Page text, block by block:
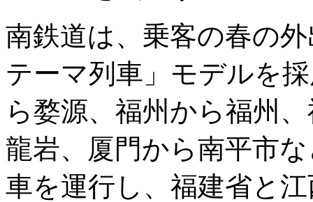
南鉄道は、乗客の春の
テーマ列車」モデルを
ら婺源、福州から福州
龍岩、厦門から南平市
車を運行し、福建省と